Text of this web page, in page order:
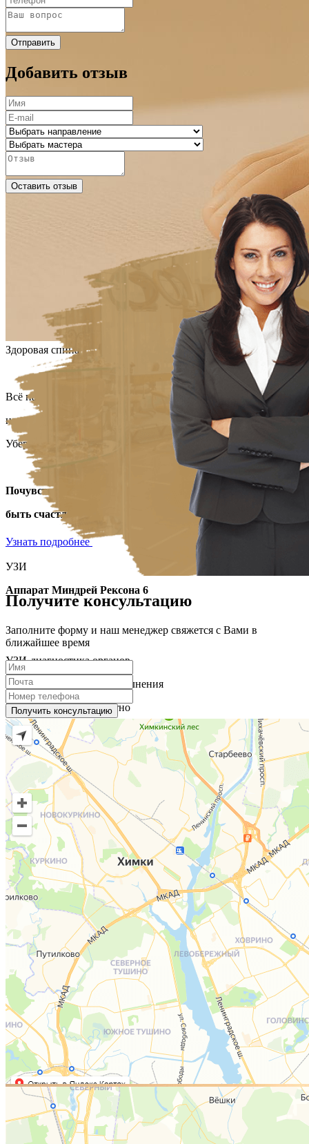
Здоровая спина
Всё начинается с заботы о стопах —
нашего
Убери стресс. Забудь про боль.
Почувствуй лёгкость — и позволь себе
быть счастливым здесь и сейчас.
Узнать подробнее
УЗИ
Аппарат Миндрей Рексона 6
УЗИ-диагностика органов
Проверьте здоровье без волнения
Быстро, точно, комфортно
Подробнее
Отправить
Добавить отзыв
Оставить отзыв
Получите консультацию
Заполните форму и наш менеджер свяжется с Вами в
ближайшее время
Получить консультацию